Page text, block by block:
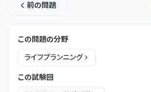
前の問題
この問題の分野
ライフプランニング
この試験回